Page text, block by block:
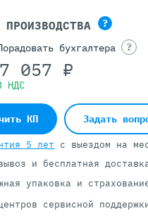
Серверы
Серверы
Серверы С
С GPU
С GPU AMD
С GPU
?
бухгалтера
?
057 ₽
НДС
КП Задать
5 лет с выездом на
и бесплатная
упаковка и
сервисной